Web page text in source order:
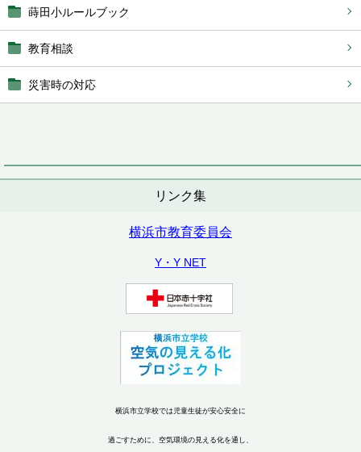
蒔田小ルールブック
教育相談
災害時の対応
リンク集
横浜市教育委員会
Y・Y NET
横浜市立学校では児童生徒が安心安全に
過ごすために、空気環境の見える化を通し、